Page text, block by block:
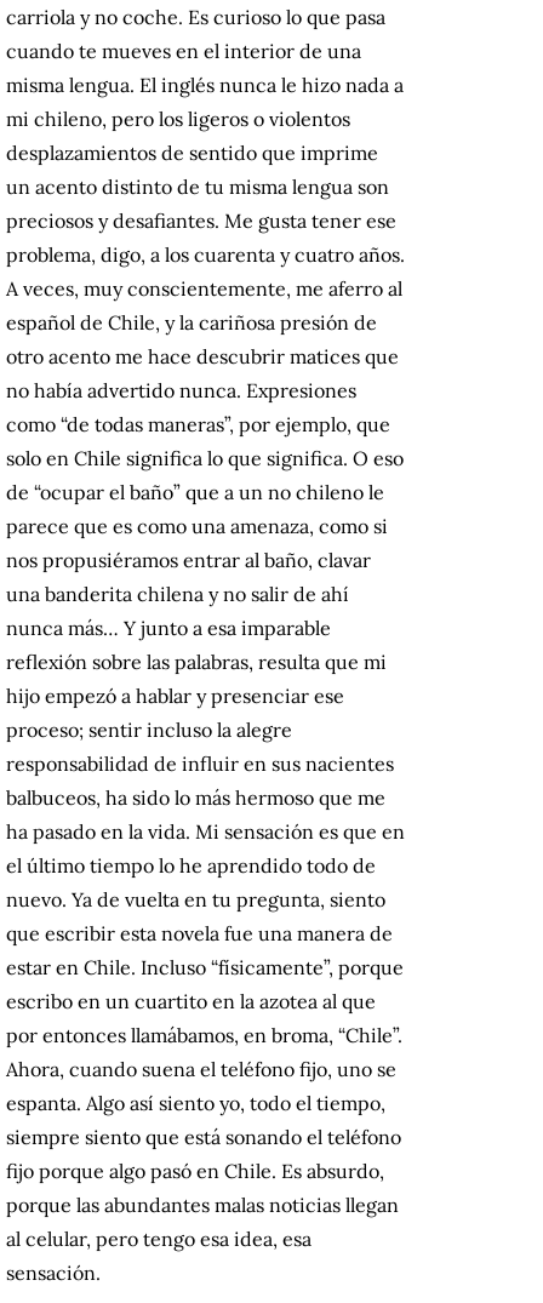
carriola y no coche. Es curioso lo que pasa
cuando te mueves en el interior de una
misma lengua. El inglés nunca le hizo nada a
mi chileno, pero los ligeros o violentos
desplazamientos de sentido que imprime
un acento distinto de tu misma lengua son
preciosos y desafiantes. Me gusta tener ese
problema, digo, a los cuarenta y cuatro años.
A veces, muy conscientemente, me aferro al
español de Chile, y la cariñosa presión de
otro acento me hace descubrir matices que
no había advertido nunca. Expresiones
como “de todas maneras”, por ejemplo, que
solo en Chile significa lo que significa. O eso
de “ocupar el baño” que a un no chileno le
parece que es como una amenaza, como si
nos propusiéramos entrar al baño, clavar
una banderita chilena y no salir de ahí
nunca más… Y junto a esa imparable
reflexión sobre las palabras, resulta que mi
hijo empezó a hablar y presenciar ese
proceso; sentir incluso la alegre
responsabilidad de influir en sus nacientes
balbuceos, ha sido lo más hermoso que me
ha pasado en la vida. Mi sensación es que en
el último tiempo lo he aprendido todo de
nuevo. Ya de vuelta en tu pregunta, siento
que escribir esta novela fue una manera de
estar en Chile. Incluso “físicamente”, porque
escribo en un cuartito en la azotea al que
por entonces llamábamos, en broma, “Chile”.
Ahora, cuando suena el teléfono fijo, uno se
espanta. Algo así siento yo, todo el tiempo,
siempre siento que está sonando el teléfono
fijo porque algo pasó en Chile. Es absurdo,
porque las abundantes malas noticias llegan
al celular, pero tengo esa idea, esa
sensación.